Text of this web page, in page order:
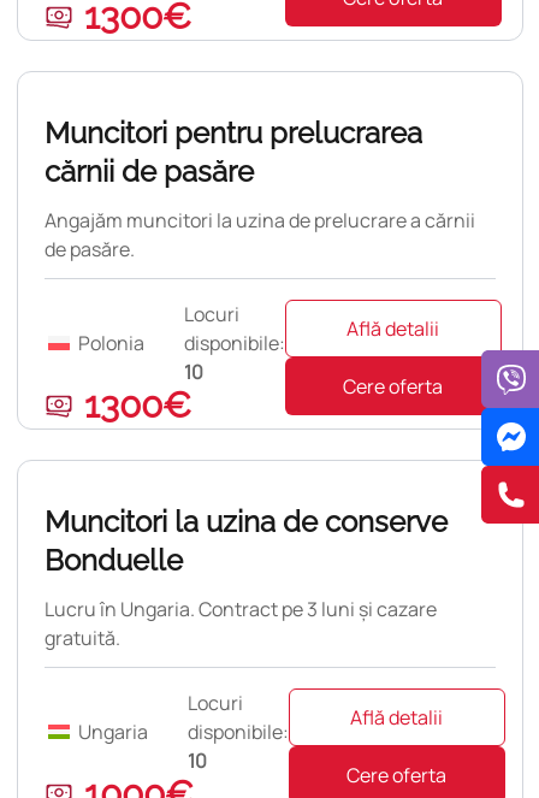
1300€
Muncitori pentru prelucrarea
cărnii de pasăre
Angajăm muncitori la uzina de prelucrare a cărnii
de pasăre.
Polonia
Locuri
disponibile:
10
1300€
Află detalii
Cere oferta
Muncitori la uzina de conserve
Bonduelle
Lucru în Ungaria. Contract pe 3 luni și cazare
gratuită.
Ungaria
Locuri
disponibile:
10
Află detalii
Cere oferta